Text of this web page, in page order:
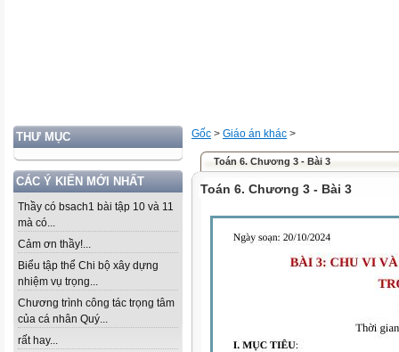
THƯ MỤC
CÁC Ý KIẾN MỚI NHẤT
Thầy có bsach1 bài tập 10 và 11
mà có...
Cảm ơn thầy!...
Biểu tập thể Chi bộ xây dựng
nhiệm vụ trọng...
Chương trình công tác trọng tâm
của cá nhân Quý...
rất hay...
Gốc > Giáo án khác >
Toán 6. Chương 3 - Bài 3
Toán 6. Chương 3 - Bài 3